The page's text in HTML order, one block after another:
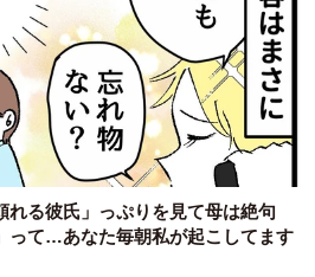
れる彼氏」っぷりを見て母は絶句
って…あなた毎朝私が起こしてます